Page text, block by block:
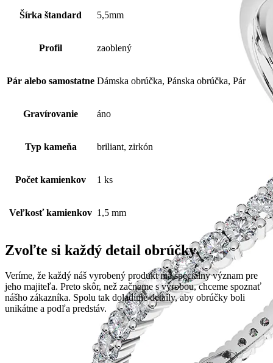
Šírka štandard 5,5mm
Profil zaoblený
Pár alebo samostatne Dámska obrúčka, Pánska obrúčka, Pár
Gravírovanie áno
Typ kameňa briliant, zirkón
Počet kamienkov 1 ks
Veľkosť kamienkov 1,5 mm
Zvoľte si každý detail obrúčky
Veríme, že každý náš vyrobený produkt má špeciálny význam pre
jeho majiteľa. Preto skôr, než začneme s výrobou, chceme spoznať
nášho zákazníka. Spolu tak doladíme detaily, aby obrúčky boli
unikátne a podľa predstáv.